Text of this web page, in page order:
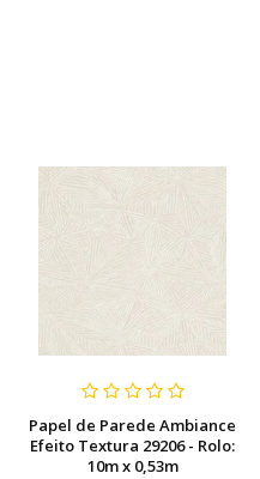
Papel de Parede Ambiance
Efeito Textura 29206 - Rolo:
10m x 0,53m